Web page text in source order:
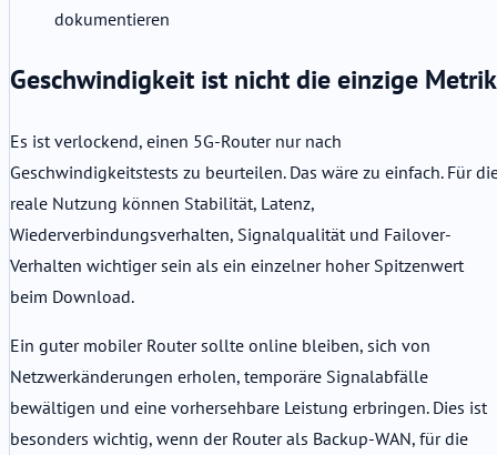
dokumentieren
Geschwindigkeit ist nicht die einzige Metrik
Es ist verlockend, einen 5G-Router nur nach
Geschwindigkeitstests zu beurteilen. Das wäre zu einfach. Für
reale Nutzung können Stabilität, Latenz,
Wiederverbindungsverhalten, Signalqualität und Failover-
Verhalten wichtiger sein als ein einzelner hoher Spitzenwert
beim Download.
Ein guter mobiler Router sollte online bleiben, sich von
Netzwerkänderungen erholen, temporäre Signalabfälle
bewältigen und eine vorhersehbare Leistung erbringen. Dies ist
besonders wichtig, wenn der Router als Backup-WAN, für die